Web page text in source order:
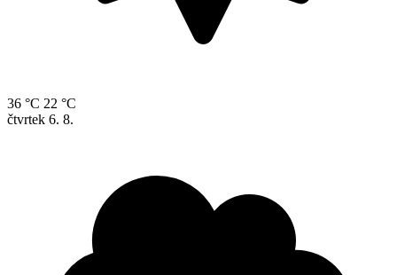
36 °C 22 °C
čtvrtek 6. 8.